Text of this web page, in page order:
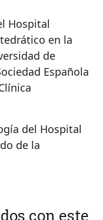
Hospital
en la
de
Española
del Hospital
de la
con este